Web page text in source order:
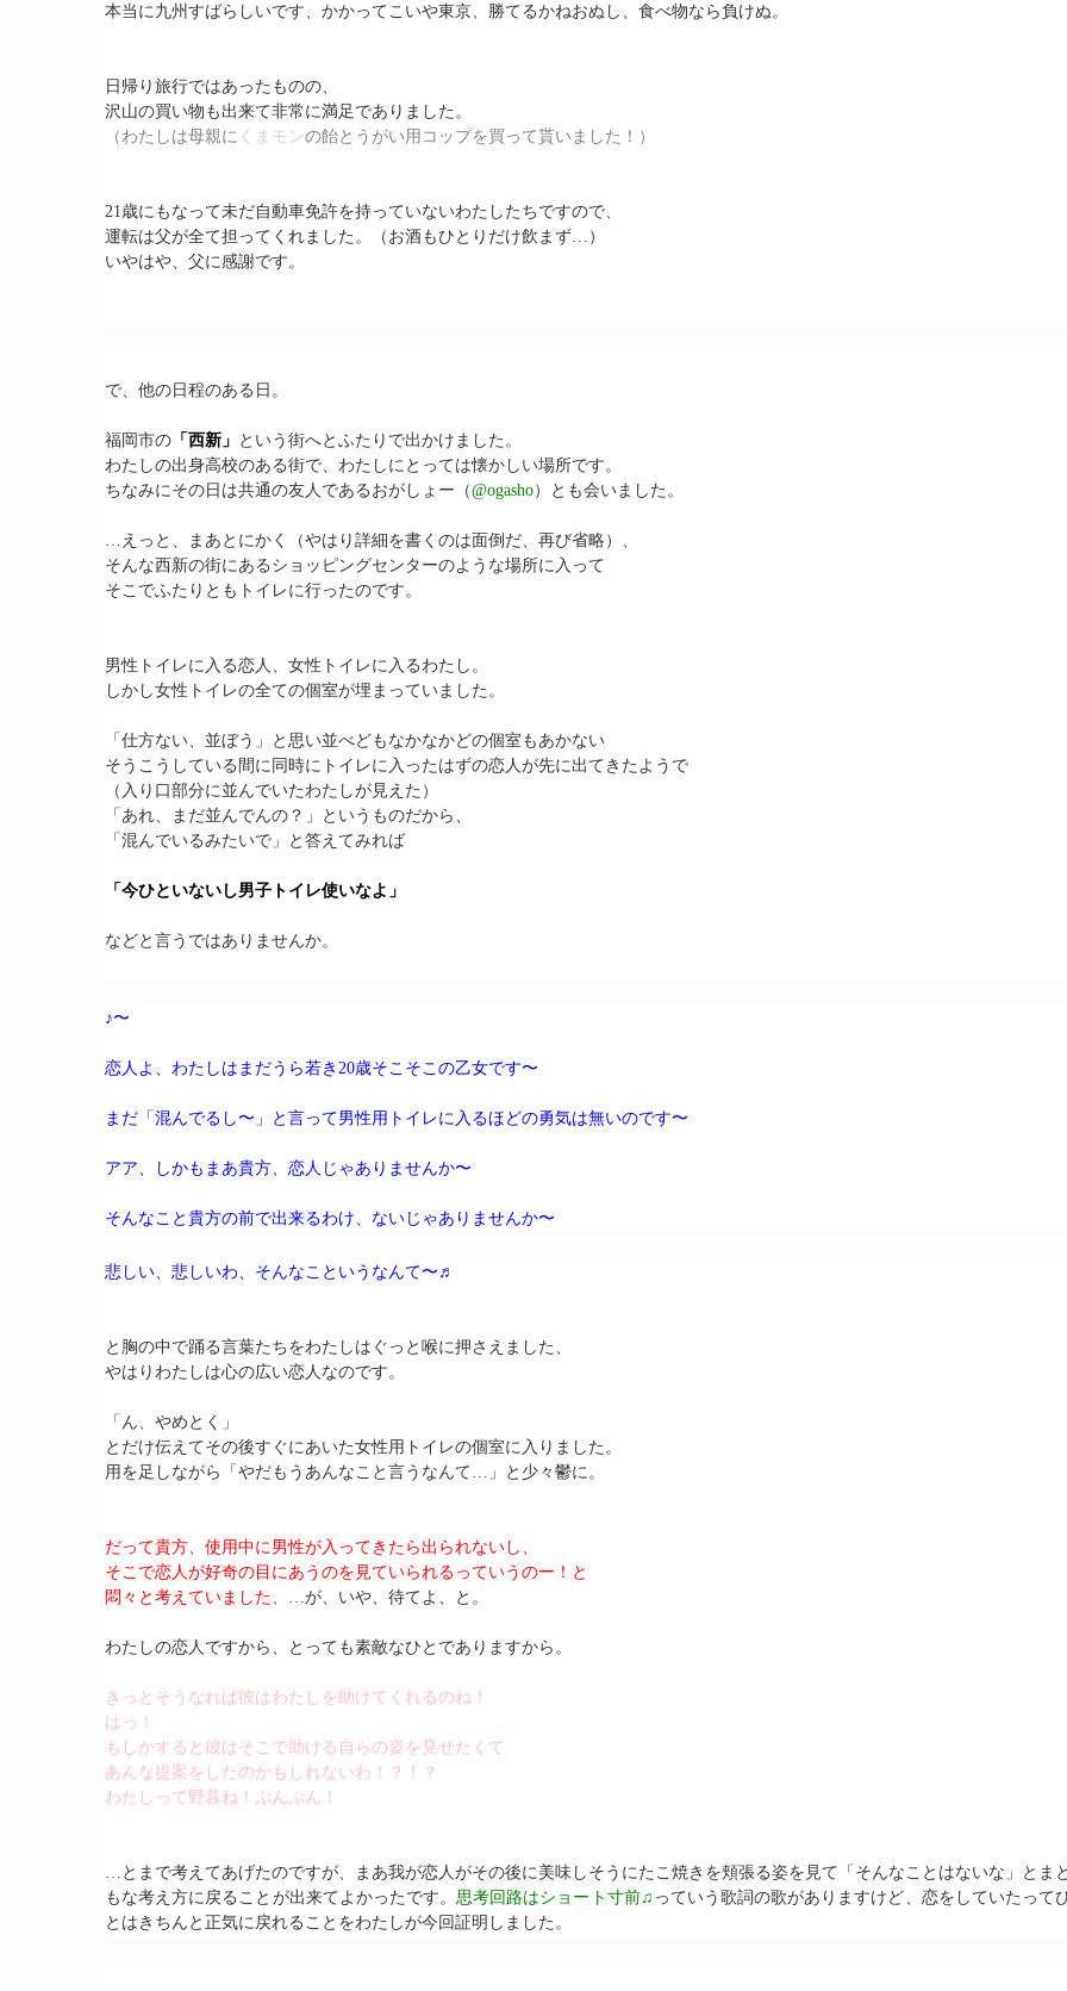
本当に九州すばらしいです、かかってこいや東京、勝てるかねおぬし、食べ物なら負けぬ。
日帰り旅行ではあったものの、
沢山の買い物も出来て非常に満足でありました。
（わたしは母親に くまモンの飴とうがい用コップを買って貰いました！）
21歳にもなって未だ自動車免許を持っていないわたしたちですので、
運転は父が全て担ってくれました。（お酒もひとりだけ飲まず…）
いやはや、父に感謝です。
で、他の日程のある日。
福岡市の 「西新」 という街へとふたりで出かけました。
わたしの出身高校のある街で、わたしにとっては懐かしい場所です。
ちなみにその日は共通の友人であるおがしょー（@ogasho）とも会いました。
…えっと、まあとにかく（やはり詳細を書くのは面倒だ、再び省略）、
そんな西新の街にあるショッピングセンターのような場所に入って
そこでふたりともトイレに行ったのです。
男性トイレに入る恋人、女性トイレに入るわたし。
しかし女性トイレの全ての個室が埋まっていました。
「仕方ない、並ぼう」と思い並べどもなかなかどの個室もあかない
そうこうしている間に同時にトイレに入ったはずの恋人が先に出てきたようで
（入り口部分に並んでいたわたしが見えた）
「あれ、まだ並んでんの？」というものだから、
「混んでいるみたいで」と答えてみれば
「今ひといないし男子トイレ使いなよ」
などと言うではありませんか。
♪〜
恋人よ、わたしはまだうら若き20歳そこそこの乙女です〜
まだ「混んでるし〜」と言って男性用トイレに入るほどの勇気は無いのです〜
アア、しかもまあ貴方、恋人じゃありませんか〜
そんなこと貴方の前で出来るわけ、ないじゃありませんか〜
悲しい、悲しいわ、そんなこというなんて〜♬
と胸の中で踊る言葉たちをわたしはぐっと喉に押さえました、
やはりわたしは心の広い恋人なのです。
「ん、やめとく」
とだけ伝えてその後すぐにあいた女性用トイレの個室に入りました。
用を足しながら「やだもうあんなこと言うなんて…」と少々鬱に。
だって貴方、使用中に男性が入ってきたら出られないし、
そこで恋人が好奇の目にあうのを見ていられるっていうのー！と
悶々と考えていました、 …が、いや、待てよ、と。
わたしの恋人ですから、とっても素敵なひとでありますから。
きっとそうなれば彼はわたしを助けてくれるのね！
はっ！
もしかすると彼はそこで助ける自らの姿を見せたくて
あんな提案をしたのかもしれないわ！？！？
わたしって野暮ね！ぷんぷん！
…とまで考えてあげたのですが、まあ我が恋人がその後に美味しそうにたこ焼きを頬張る姿を見て「そんなことはないな」とま
もな考え方に戻ることが出来てよかったです。思考回路はショート寸前♫ っていう歌詞の歌がありますけど、恋をしていたって
とはきちんと正気に戻れることをわたしが今回証明しました。